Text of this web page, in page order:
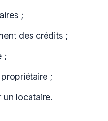
;
des crédits ;
;
;
un locataire.